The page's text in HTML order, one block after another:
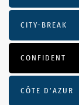
CITY-BREAK
CONFIDENT
CÔTE D’AZUR